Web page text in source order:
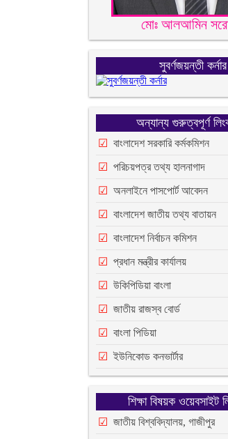
মোঃ আলআমিন
সুবর্ণজয়ন্তী কর্নার
অন্যান্য গুরুত্বপূর্ণ
বাংলাদেশ সরকারি কর্মকমিশন
পরিচয়পত্র তথ্য হালনাগাদ
অনলাইনে পাসপোর্ট আবেদন
বাংলাদেশ জাতীয় তথ্য বাতায়ন
বাংলাদেশ নির্বাচন কমিশন
প্রধান মন্ত্রীর কার্যালয়
উকিপিডিয়া বাংলা
জাতীয় রাজস্ব বোর্ড
বাংলা পিডিয়া
ইউনিকোড কনভার্টার
শিক্ষা বিষয়ক ওয়েবসাইট
জাতীয় বিশ্ববিদ্যালয়, গাজীপুর